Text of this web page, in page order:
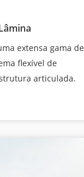
extensa gama de
flexível de
articulada.